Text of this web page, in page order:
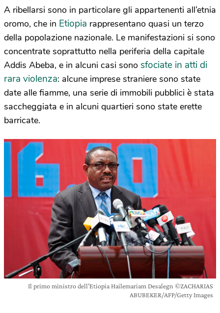
A ribellarsi sono in particolare gli appartenenti all’etnia
oromo, che in Etiopia rappresentano quasi un terzo
della popolazione nazionale. Le manifestazioni si sono
concentrate soprattutto nella periferia della capitale
Addis Abeba, e in alcuni casi sono sfociate in atti di
rara violenza: alcune imprese straniere sono state
date alle fiamme, una serie di immobili pubblici è stata
saccheggiata e in alcuni quartieri sono state erette
barricate.
Il primo ministro dell’Etiopia Hailemariam Desalegn ©ZACHARIAS
ABUBEKER/AFP/Getty Images